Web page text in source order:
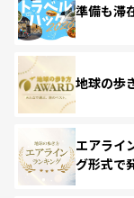
準備も滞
地球の歩
エアライ
グ形式で